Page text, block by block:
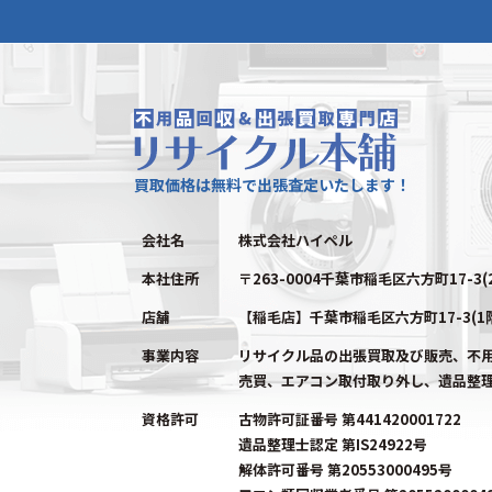
買取価格は無料で出張査定いたします！
会社名
株式会社ハイペル
本社住所
〒263-0004千葉市稲毛区六方町17-
店舗
【稲毛店】千葉市稲毛区六方町17-3(1
事業内容
リサイクル品の出張買取及び販売、不
売買、エアコン取付取り外し、遺品整
資格許可
古物許可証番号 第441420001722
遺品整理士認定 第IS24922号
解体許可番号 第20553000495号